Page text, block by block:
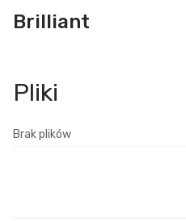
Brilliant
Brak plików